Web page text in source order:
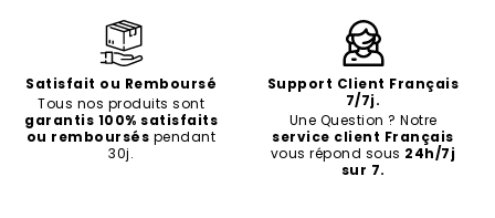
Satisfait ou Remboursé
Tous nos produits sont
garantis 100% satisfaits
ou remboursés pendant
30j.
Support Client Français
7/7j.
Une Question ? Notre
service client Français
vous répond sous 24h/7j
sur 7.